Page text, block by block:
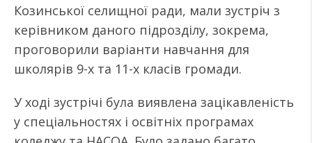
Козинської селищної ради, мали зустріч з
керівником даного підрозділу, зокрема,
проговорили варіанти навчання для
школярів 9-х та 11-х класів громади.
У ході зустрічі була виявлена зацікавленість
у спеціальностях і освітніх програмах